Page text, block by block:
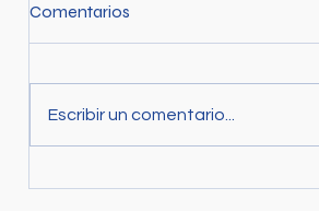
Comentarios
Escribir un comentario...